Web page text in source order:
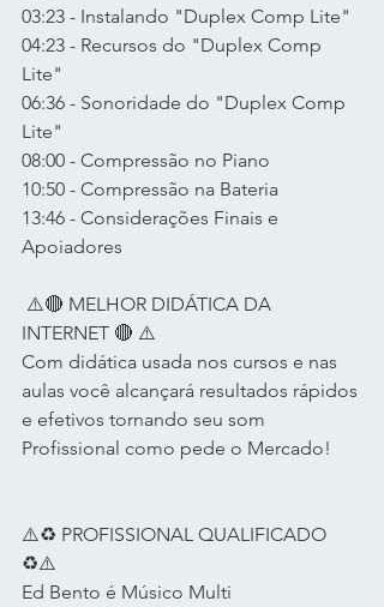
03:23 - Instalando "Duplex Comp Lite"
04:23 - Recursos do "Duplex Comp
Lite"
06:36 - Sonoridade do "Duplex Comp
Lite"
08:00 - Compressão no Piano
10:50 - Compressão na Bateria
13:46 - Considerações Finais e
Apoiadores
INTERNET 🔴 ⚠️
Com didática usada nos cursos e nas
aulas você alcançará resultados rápidos
e efetivos tornando seu som
Profissional como pede o Mercado!
⚠️♻️ PROFISSIONAL QUALIFICADO
♻️⚠️
Ed Bento é Músico Multi